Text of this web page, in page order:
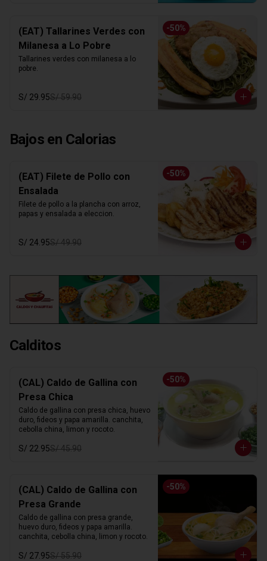
-50%
(EAT) Tallarines Verdes con
Milanesa a Lo Pobre
Tallarines verdes con milanesa a lo
pobre.
S/ 29.95S/ 59.90
Bajos en Calorias
-50%
(EAT) Filete de Pollo con
Ensalada
Filete de pollo a la plancha con arroz,
papas y ensalada a eleccion.
S/ 24.95S/ 49.90
Calditos
-50%
(CAL) Caldo de Gallina con
Presa Chica
Caldo de gallina con presa chica, huevo
duro, fideos y papa amarilla. canchita,
cebolla china, limon y rocoto.
S/ 22.95S/ 45.90
-50%
(CAL) Caldo de Gallina con
Presa Grande
Caldo de gallina con presa grande,
huevo duro, fideos y papa amarilla.
canchita, cebolla china, limon y rocoto.
S/ 27.95S/ 55.90